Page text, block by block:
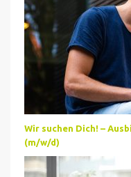
Wir suchen Dich! –
(m/w/d)